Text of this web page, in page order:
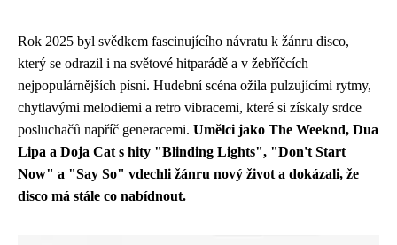
Rok 2025 byl svědkem fascinujícího návratu k žánru disco,
který se odrazil i na světové hitparádě a v žebříčcích
nejpopulárnějších písní. Hudební scéna ožila pulzujícími rytmy,
chytlavými melodiemi a retro vibracemi, které si získaly srdce
posluchačů napříč generacemi. Umělci jako The Weeknd, Dua
Lipa a Doja Cat s hity "Blinding Lights", "Don't Start
Now" a "Say So" vdechli žánru nový život a dokázali, že
disco má stále co nabídnout.